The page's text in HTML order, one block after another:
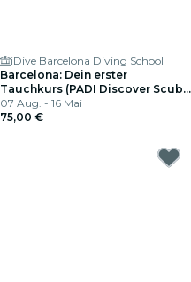
iDive Barcelona Diving School
Barcelona: Dein erster
Tauchkurs (PADI Discover Scuba
Diving)
07 Aug. - 16 Mai
75,00 €